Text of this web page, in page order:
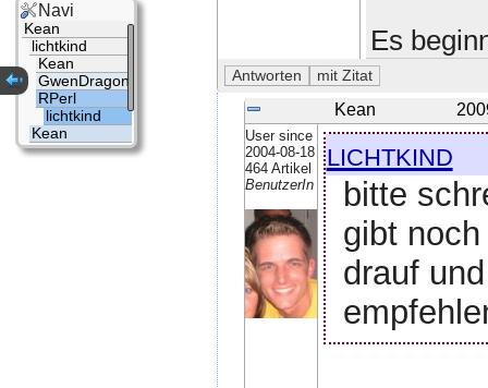
Es
Kean
User since
2004-08-18
464 Artikel
BenutzerIn
lichtkind
bitte
gibt
drauf
Navi
Kean
lichtkind
Kean
GwenDragon
RPerl
lichtkind
Kean